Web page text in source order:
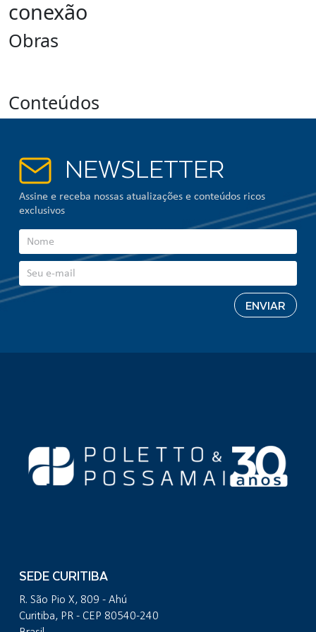
conexão
Obras
Conteúdos
NEWSLETTER
Assine e receba nossas atualizações e conteúdos ricos
exclusivos
SEDE CURITIBA
R. São Pio X, 809 - Ahú
Curitiba, PR - CEP 80540-240